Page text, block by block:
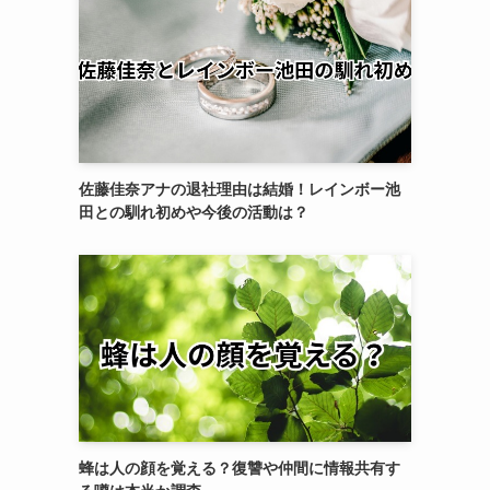
佐藤佳奈アナの退社理由は結婚！レインボー池
田との馴れ初めや今後の活動は？
蜂は人の顔を覚える？復讐や仲間に情報共有す